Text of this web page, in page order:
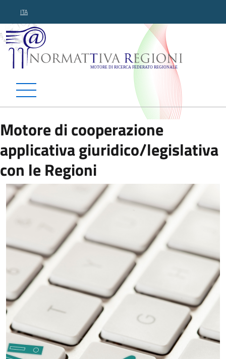
ITA
Normattiva Regioni -
Motore di cooperazione
applicativa giuridico/legislativa
con le Regioni